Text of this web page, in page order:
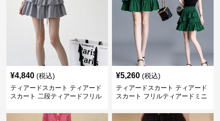
¥4,840 (税込)
ティアードスカート ティアード
スカート 二段ティアードフリル
¥5,260 (税込)
ティアードスカート ティアード
スカート フリルティアードミニ